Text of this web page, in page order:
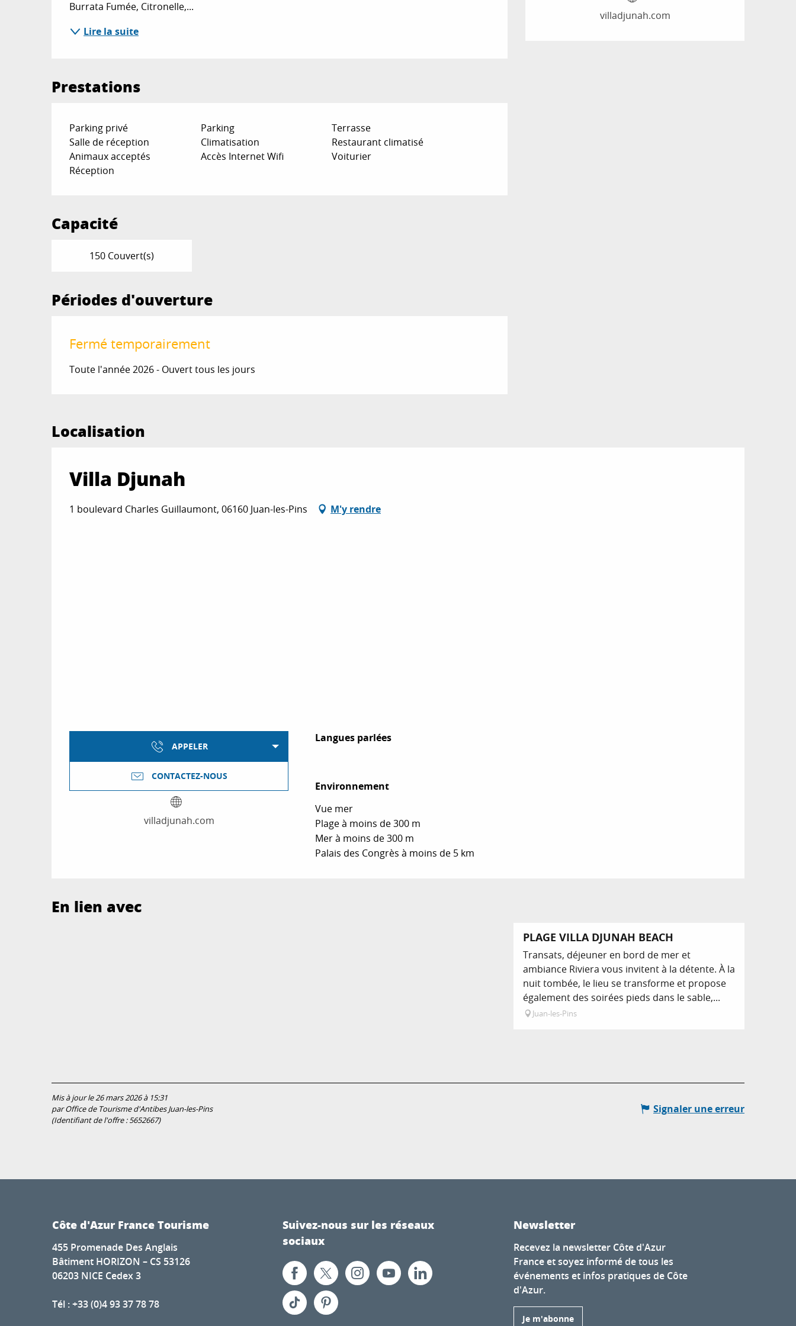
villadjunah.com
Burrata Fumée, Citronelle,...
Lire la suite
Prestations
Parking privé Parking
Terrasse
Salle de réception
Climatisation
Restaurant climatisé
Animaux acceptés
Accès Internet Wifi
Voiturier
Réception
Capacité
150 Couvert(s)
Périodes d'ouverture
Fermé temporairement
Toute l'année 2026 - Ouvert tous les jours
Localisation
Villa Djunah
1 boulevard Charles Guillaumont, 06160 Juan-les-Pins M'y rendre
APPELER
CONTACTEZ-NOUS
villadjunah.com
Langues parlées
Langues parlées
Environnement
Environnement
Vue mer
Plage à moins de 300 m
Mer à moins de 300 m
Palais des Congrès à moins de 5 km
En lien avec
PLAGE VILLA DJUNAH BEACH
Transats, déjeuner en bord de mer et
ambiance Riviera vous invitent à la détente. À la
nuit tombée, le lieu se transforme et propose
également des soirées pieds dans le sable,...
Juan-les-Pins
Mis à jour le 26 mars 2026 à 15:31
par Office de Tourisme d'Antibes Juan-les-Pins
(Identifiant de l'offre :5652667)
Signaler une erreur
Côte d'Azur France Tourisme
455 Promenade Des Anglais
Bâtiment HORIZON – CS 53126
06203 NICE Cedex 3
Tél : +33 (0)4 93 37 78 78
Suivez-nous sur les réseaux
sociaux
Newsletter
Recevez la newsletter Côte d'Azur
France et soyez informé de tous les
événements et infos pratiques de Côte
d'Azur.
Je m'abonne